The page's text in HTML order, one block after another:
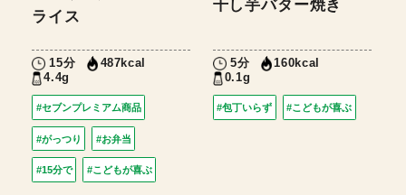
ライス
15分
487kcal
4.4g
#セブンプレミアム商品
#がっつり #お弁当
#15分で #こどもが喜ぶ
干し芋バター焼き
5分
160kcal
0.1g
#包丁いらず #こどもが喜ぶ